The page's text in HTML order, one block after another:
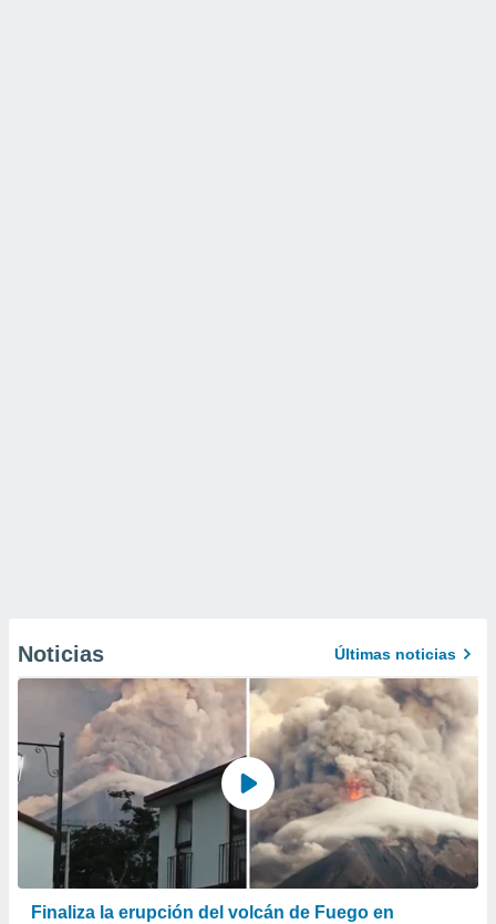
Noticias Últimas noticias
Finaliza la erupción del volcán de Fuego en